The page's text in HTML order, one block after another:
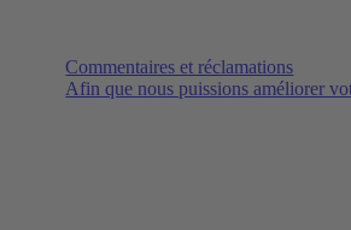
Commentaires et réclamations
Afin que nous puissions améliorer